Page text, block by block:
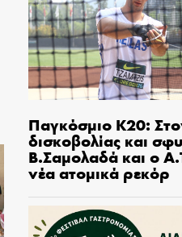
Παγκόσμιο Κ20:
δισκοβολίας και
Β.Σαμολαδά και ο
νέα ατομικά ρεκόρ